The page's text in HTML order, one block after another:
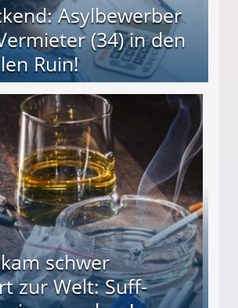
Asylbewerber
(34) in den
Ruin!
Ruin!
schwer
zur Welt: Suff-